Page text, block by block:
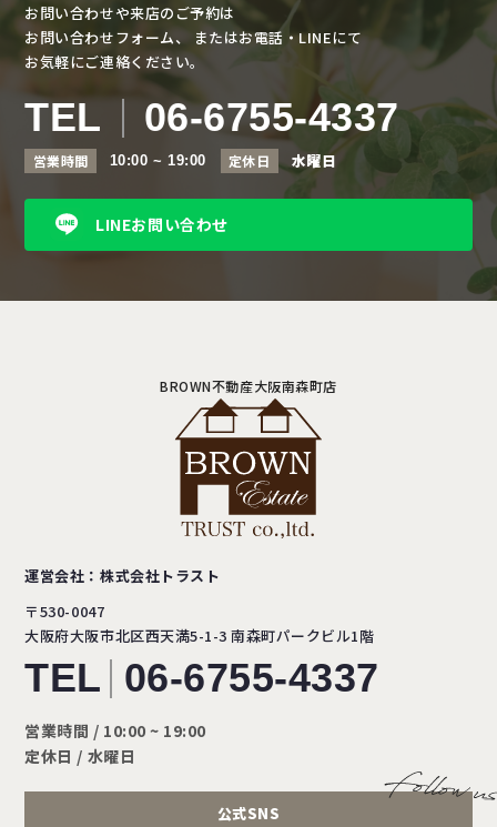
お問い合わせや来店のご予約は
お問い合わせフォーム、
またはお電話・LINEにて
お気軽にご連絡ください。
TEL 06-6755-4337
営業時間 10:00 ~ 19:00 定休日 水曜日
LINEお問い合わせ
BROWN不動産大阪南森町店
運営会社：株式会社トラスト
〒530-0047
大阪府大阪市北区西天満5-1-3南森町パークビル1階
TEL 06-6755-4337
営業時間 / 10:00 ~ 19:00
定休日 / 水曜日
公式SNS